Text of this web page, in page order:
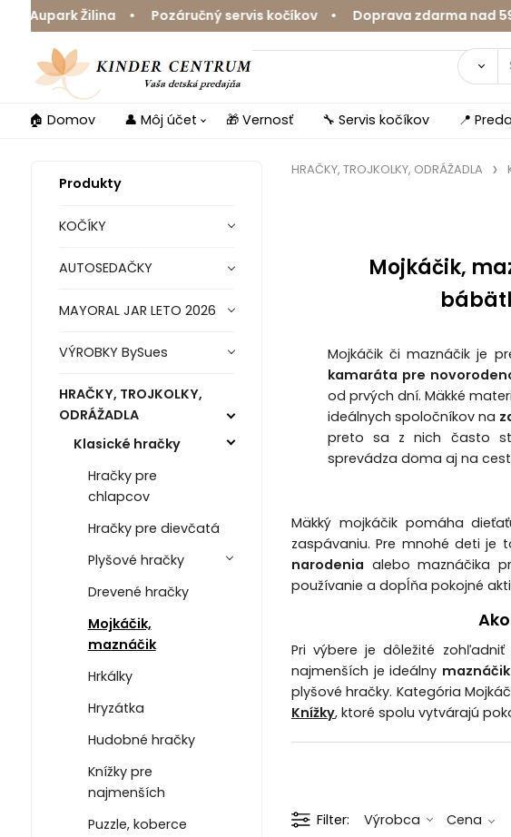
Žilina • Pozáručný servis kočíkov • Doprava zdarma nad 59 €
🏠 Domov 👤 Môj účet 🎁 Vernosť 🔧 Servis kočíkov 📍
Produkty
KOČÍKY
AUTOSEDAČKY
MAYORAL JAR LETO 2026
VÝROBKY BySues
HRAČKY, TROJKOLKY,
ODRÁŽADLA
Klasické hračky
Hračky pre
chlapcov
Hračky pre dievčatá
Plyšové hračky
Drevené hračky
Mojkáčik,
maznáčik
Hrkálky
Hryzátka
Hudobné hračky
Knížky pre
najmenších
Puzzle, koberce
HRAČKY, TROJKOLKY, ODRÁŽADLA
Mojkáčik,
Mojkáčik či maznáčik je
kamaráta pre
od prvých dní. Mäkké
ideálnych spoločníkov na
preto sa z nich často
sprevádza doma aj na
Mäkký mojkáčik pomáha
zaspávaniu. Pre mnohé deti je
narodenia alebo maznáčika
používanie a dopĺňa pokojné
Pri výbere je dôležité
najmenších je ideálny
plyšové hračky. Kategória
Knížky, ktoré spolu vytvárajú
Filter Výrobca Cena